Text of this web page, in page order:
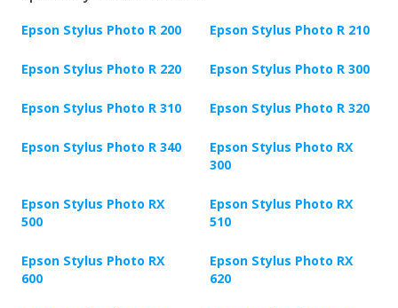
Epson Stylus Photo R 200 Epson Stylus Photo R 210
Epson Stylus Photo R 220 Epson Stylus Photo R 300
Epson Stylus Photo R 310 Epson Stylus Photo R 320
Epson Stylus Photo R 340
Epson Stylus Photo RX
300
Epson Stylus Photo RX
500
Epson Stylus Photo RX
510
Epson Stylus Photo RX
600
Epson Stylus Photo RX
620